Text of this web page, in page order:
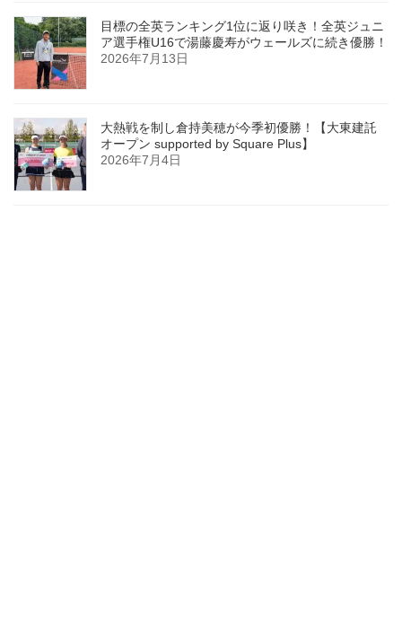
目標の全英ランキング1位に返り咲き！全英ジュニ
ア選手権U16で湯藤慶寿がウェールズに続き優勝！
2026年7月13日
大熱戦を制し倉持美穂が今季初優勝！【大東建託
オープン supported by Square Plus】
2026年7月4日